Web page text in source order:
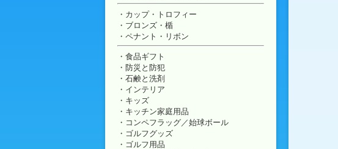
カップ・トロフィー
ブロンズ・楯
ペナント・リボン
食品ギフト
防災と防犯
石鹸と洗剤
インテリア
キッズ
キッチン家庭用品
コンペフラッグ／始球ボール
ゴルフグッズ
ゴルフ用品